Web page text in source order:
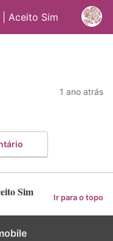
Aceito Sim
1 ano atrás
Sim Ir para o topo